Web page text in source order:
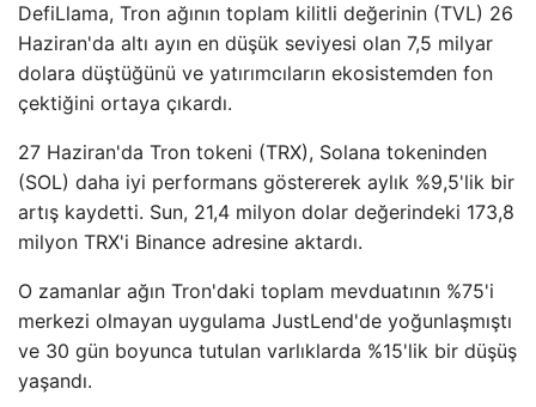
DefiLlama, Tron ağının toplam kilitli değerinin (TVL) 26
Haziran'da altı ayın en düşük seviyesi olan 7,5 milyar
dolara düştüğünü ve yatırımcıların ekosistemden fon
çektiğini ortaya çıkardı.
27 Haziran'da Tron tokeni (TRX), Solana tokeninden
(SOL) daha iyi performans göstererek aylık %9,5'lik bir
artış kaydetti. Sun, 21,4 milyon dolar değerindeki 173,8
milyon TRX'i Binance adresine aktardı.
O zamanlar ağın Tron'daki toplam mevduatının %75'i
merkezi olmayan uygulama JustLend'de yoğunlaşmıştı
ve 30 gün boyunca tutulan varlıklarda %15'lik bir düşüş
yaşandı.